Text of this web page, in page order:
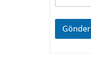
ı
j
Gönder